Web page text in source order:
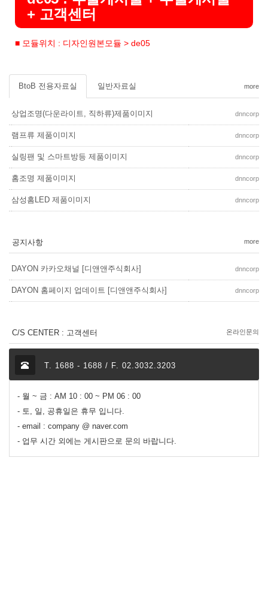
+ 고객센터
■ 모듈위치 : 디자인원본모듈 > de05
BtoB 전용자료실 일반자료실 more
상업조명(다운라이트, 직하류)제품이미지 dnncorp
램프류 제품이미지 dnncorp
실링팬 및 스마트방등 제품이미지 dnncorp
홈조명 제품이미지 dnncorp
삼성홈LED 제품이미지 dnncorp
공지사항 more
DAYON 카카오채널 [디앤앤주식회사] dnncorp
DAYON 홈페이지 업데이트 [디앤앤주식회사] dnncorp
C/S CENTER : 고객센터 온라인문의
T. 1688 - 1688 / F. 02.3032.3203
- 월 ~ 금 : AM 10 : 00 ~ PM 06 : 00
- 토, 일, 공휴일은 휴무 입니다.
- email : company @ naver.com
- 업무 시간 외에는 게시판으로 문의 바랍니다.